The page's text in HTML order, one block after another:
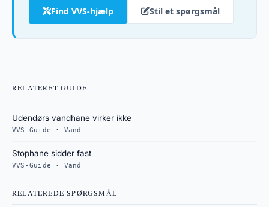
Find VVS-hjælp Stil et spørgsmål
RELATERET GUIDE
Udendørs vandhane virker ikke
VVS-Guide · Vand
Stophane sidder fast
VVS-Guide · Vand
RELATEREDE SPØRGSMÅL